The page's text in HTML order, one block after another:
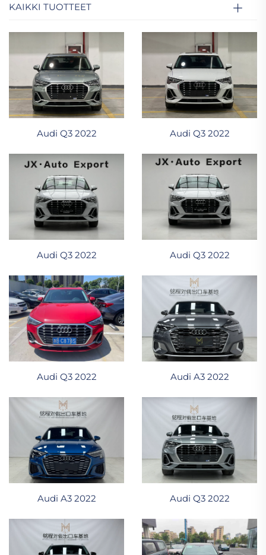
KAIKKI TUOTTEET
Audi Q3 2022 Audi Q3 2022
Audi Q3 2022 Audi Q3 2022
Audi Q3 2022 Audi A3 2022
Audi A3 2022 Audi Q3 2022